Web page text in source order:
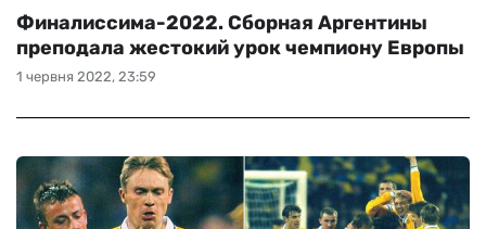
1 червня 2022, 23:59
Финалиссима-2022. Сборная Аргентины
преподала жестокий урок чемпиону Европы